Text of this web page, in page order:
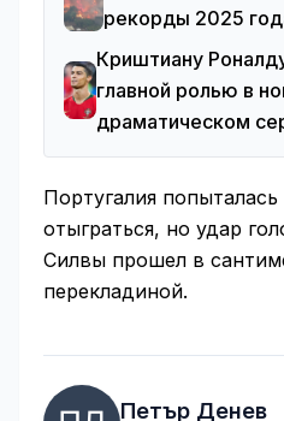
рекорды 2025
Криштиану
главной ролью в
драматическом
Португалия
отыграться, но удар
Силвы прошел в
перекладиной.
Петър Денев